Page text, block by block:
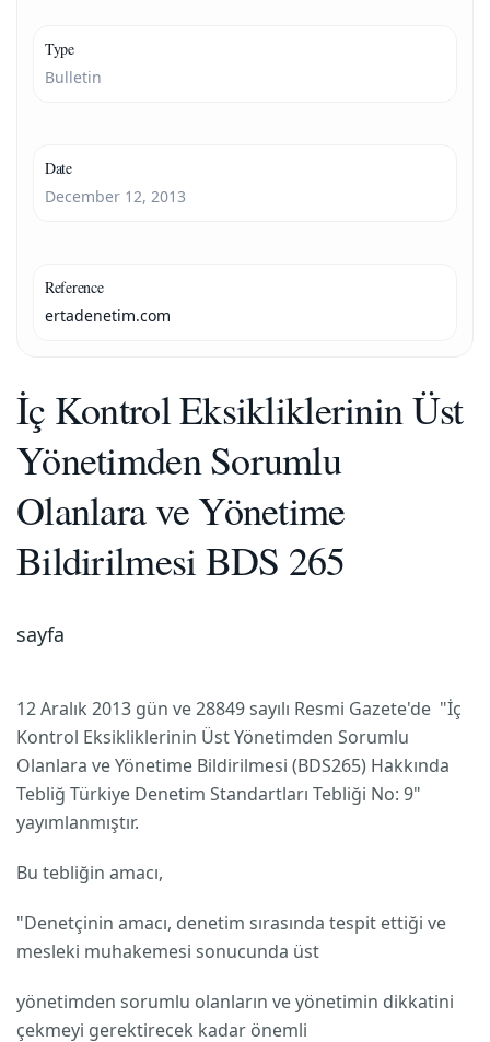
Type
Bulletin
Date
December 12, 2013
Reference
ertadenetim.com
İç Kontrol Eksikliklerinin Üst
Yönetimden Sorumlu
Olanlara ve Yönetime
Bildirilmesi BDS 265
sayfa
12 Aralık 2013 gün ve 28849 sayılı Resmi Gazete'de "İç
Kontrol Eksikliklerinin Üst Yönetimden Sorumlu
Olanlara ve Yönetime Bildirilmesi (BDS265) Hakkında
Tebliğ Türkiye Denetim Standartları Tebliği No: 9"
yayımlanmıştır.
Bu tebliğin amacı,
"Denetçinin amacı, denetim sırasında tespit ettiği ve
mesleki muhakemesi sonucunda üst
yönetimden sorumlu olanların ve yönetimin dikkatini
çekmeyi gerektirecek kadar önemli